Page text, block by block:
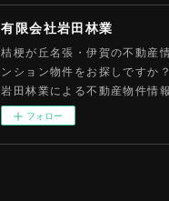
有限会社岩田林業
桔梗が丘名張・伊賀の不動産
ンション物件をお探しですか
岩田林業による不動産物件情
フォロー